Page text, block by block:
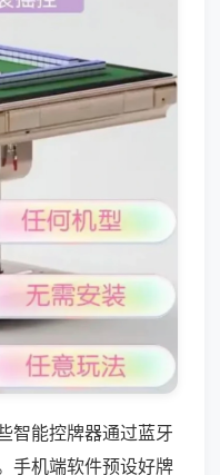
智能控牌器通过蓝牙
手机端软件预设好牌